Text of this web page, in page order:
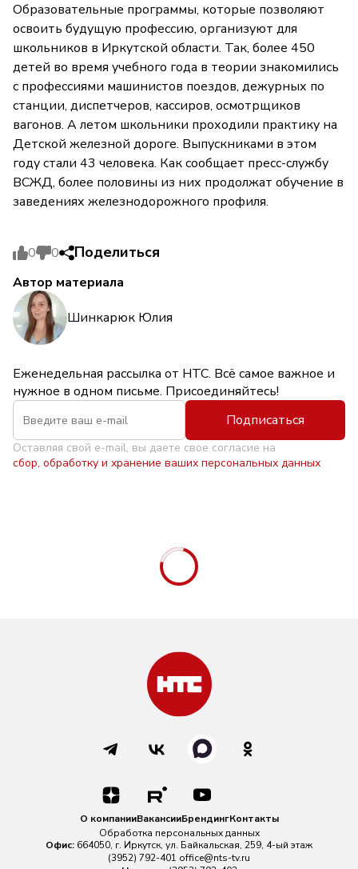
Образовательные программы, которые позволяют
освоить будущую профессию, организуют для
школьников в Иркутской области. Так, более 450
детей во время учебного года в теории знакомились
с профессиями машинистов поездов, дежурных по
станции, диспетчеров, кассиров, осмотрщиков
вагонов. А летом школьники проходили практику на
Детской железной дороге. Выпускниками в этом
году стали 43 человека. Как сообщает пресс-службу
ВСЖД, более половины из них продолжат обучение в
заведениях железнодорожного профиля.
0 0 Поделиться
Автор материала
Шинкарюк Юлия
Еженедельная рассылка от НТС. Всё самое важное и
нужное в одном письме. Присоединяйтесь!
Подписаться
Оставляя свой e-mail, вы даете свое согласие на
сбор, обработку и хранение ваших персональных данных
О компанииВакансииБрендингКонтакты
Обработка персональных данных
Офис: 664050, г. Иркутск, ул. Байкальская, 259, 4-ый этаж
(3952) 792-401 office@nts-tv.ru